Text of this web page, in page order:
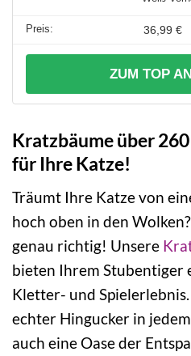
36,99 €
ZUM TOP
Kratzbäume über
für Ihre Katze!
Träumt Ihre Katze von
hoch oben in den
genau richtig! Unsere
bieten Ihrem Stubentiger
Kletter- und
echter Hingucker in
auch eine Oase der